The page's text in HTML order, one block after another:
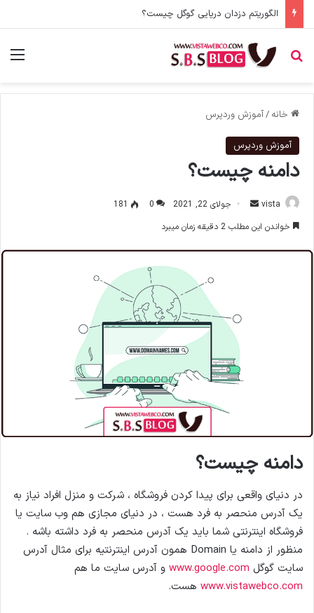
الگوریتم دزدان دریایی گوگل چیست؟
جستجو برای
خانه /آموزش وردپرس
آموزش وردپرس
دامنه چیست؟
vista
ا
جولای 22, 2021 0
181
خواندن این مطلب 2 دقیقه زمان میبرد
دامنه چیست؟
در دنیای واقعی برای پیدا کردن فروشگاه ، شرکت و منزل افراد نیاز به
یک آدرس منحصر به فرد هست ، در دنیای مجازی هم وب سایت یا
فروشگاه اینترنتی شما باید یک آدرس منحصر به فرد داشته باشه .
منظور از دامنه یا Domain همون آدرس اینترنتیه برای مثال آدرس
سایت گوگل www.google.com و آدرس سایت ما هم
www.vistawebco.com هست.